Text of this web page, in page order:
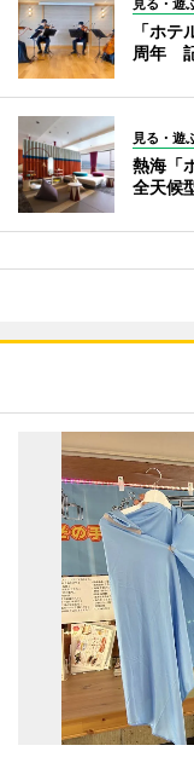
「ホ
周年
見る・遊
熱海「
全天候